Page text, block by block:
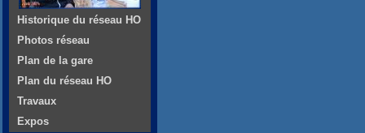
Historique du réseau HO
Photos réseau
Plan de la gare
Plan du réseau HO
Travaux
Expos